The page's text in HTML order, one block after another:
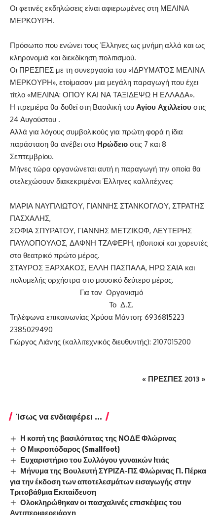
Οι φετινές εκδηλώσεις είναι αφιερωμένες στη ΜΕΛΙΝΑ
ΜΕΡΚΟΥΡΗ.
Πρόσωπο που ενώνει τους Έλληνες ως μνήμη αλλά και ως
κληρονομιά και διεκδίκηση πολιτισμού.
Οι ΠΡΕΣΠΕΣ με τη συνεργασία του «ΙΔΡΥΜΑΤΟΣ ΜΕΛΙΝΑ
ΜΕΡΚΟΥΡΗ», ετοίμασαν μια μεγάλη παραγωγή που έχει
τίτλο «ΜΕΛΙΝΑ: ΟΠΟΥ ΚΑΙ ΝΑ ΤΑΞΙΔΕΨΩ Η ΕΛΛΑΔΑ».
Η πρεμιέρα θα δοθεί στη Βασιλική του Αγίου Αχιλλείου στις
24 Αυγούστου .
Αλλά για λόγους συμβολικούς για πρώτη φορά η ίδια
παράσταση θα ανέβει στο Ηρώδειο στις 7 και 8
Σεπτεμβρίου.
Μήνες τώρα οργανώνεται αυτή η παραγωγή την οποία θα
στελεχώσουν διακεκριμένοι Έλληνες καλλιτέχνες:
ΜΑΡΙΑ ΝΑΥΠΛΙΩΤΟΥ, ΓΙΑΝΝΗΣ ΣΤΑΝΚΟΓΛΟΥ, ΣΤΡΑΤΗΣ
ΠΑΣΧΑΛΗΣ,
ΣΟΦΙΑ ΣΠΥΡΑΤΟΥ, ΓΙΑΝΝΗΣ ΜΕΤΖΙΚΩΦ, ΛΕΥΤΕΡΗΣ
ΠΑΥΛΟΠΟΥΛΟΣ, ΔΑΦΝΗ ΤΖΑΦΕΡΗ, ηθοποιοί και χορευτές
στο θεατρικό πρώτο μέρος.
ΣΤΑΥΡΟΣ ΞΑΡΧΑΚΟΣ, ΕΛΛΗ ΠΑΣΠΑΛΑ, ΗΡΩ ΣΑΙΑ και
πολυμελής ορχήστρα στο μουσικό δεύτερο μέρος.
Για τον Οργανισμό
Το Δ.Σ.
Τηλέφωνα επικοινωνίας Χρύσα Μάντση: 6936815223
2385029490
Γιώργος Λιάνης (καλλιτεχνικός διευθυντής): 2107015200
« ΠΡΕΣΠΕΣ 2013 »
Ίσως να ενδιαφέρει ...
Η κοπή της βασιλόπιτας της ΝΟΔΕ Φλώρινας
Ο Μικροπόδαρος (Smallfoot)
Ευχαριστήριο του Συλλόγου γυναικών Ιτιάς
Μήνυμα της Βουλευτή ΣΥΡΙΖΑ-ΠΣ Φλώρινας Π. Πέρκα
για την έκδοση των αποτελεσμάτων εισαγωγής στην
Τριτοβάθμια Εκπαίδευση
Ολοκληρώθηκαν οι πασχαλινές επισκέψεις του
Αντιπεριφερειάρχη